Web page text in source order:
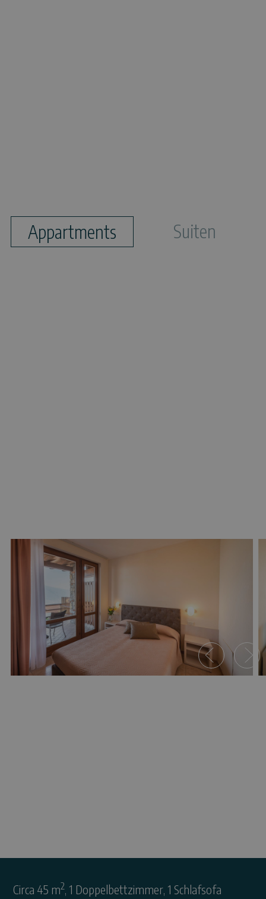
Appartments Suiten
Circa 45 m2 , 1 Doppelbettzimmer, 1 Schlafsofa